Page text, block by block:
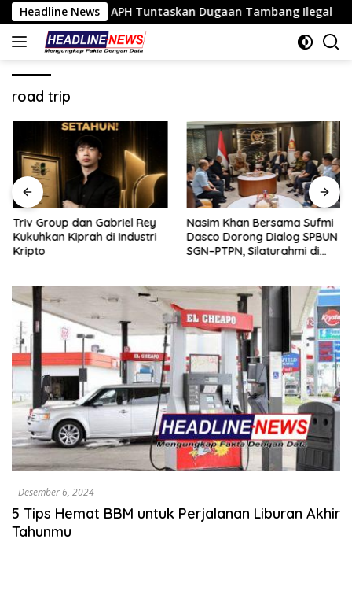
Langsung
ke
konten
Headline News
APH Tuntaskan Dugaan Tambang Ilegal Triv
road trip
Triv Group dan Gabriel Rey
Kukuhkan Kiprah di Industri
Kripto
Nasim Khan Bersama Sufmi
Dasco Dorong Dialog SPBUN
SGN–PTPN, Silaturahmi di
Desember 6, 2024
5 Tips Hemat BBM untuk Perjalanan Liburan Akhir
Tahunmu